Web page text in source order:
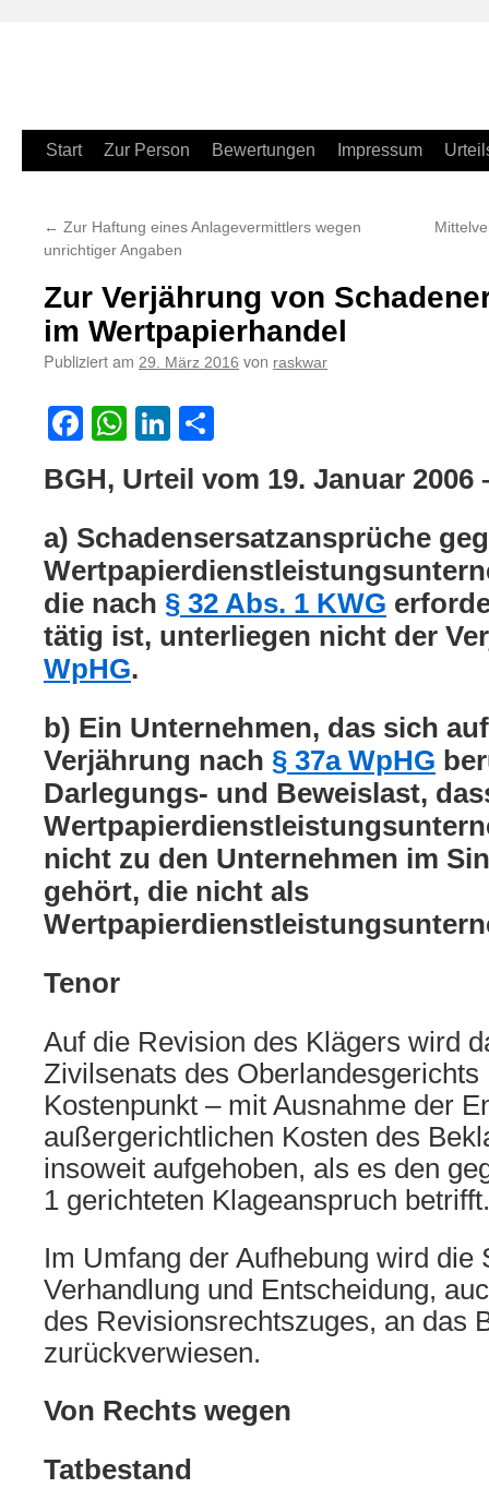
Zum
springen
Start Zur Person Bewertungen Impressum
← Zur Haftung eines Anlagevermittlers wegen
unrichtiger Angaben
Zur Verjährung von
im Wertpapierhandel
Publiziert am 29. März 2016 von raskwar
Facebook
WhatsApp
LinkedIn
BGH, Urteil vom 19. Januar 2006
a) Schadensersatzansprüche
die nach § 32 Abs. 1 KWG
tätig ist, unterliegen nicht der
WpHG.
b) Ein Unternehmen, das sich
Verjährung nach § 37a WpHG
Darlegungs- und Beweislast,
nicht zu den Unternehmen im
gehört, die nicht als
Tenor
Auf die Revision des Klägers wird
Zivilsenats des
Kostenpunkt – mit Ausnahme der
außergerichtlichen Kosten des
insoweit aufgehoben, als es den
1 gerichteten Klageanspruch betrifft.
Im Umfang der Aufhebung wird die
Verhandlung und Entscheidung,
des Revisionsrechtszuges, an das
zurückverwiesen.
Von Rechts wegen
Tatbestand